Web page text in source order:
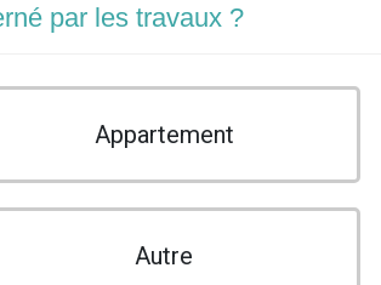
par les travaux ?
Appartement
Autre